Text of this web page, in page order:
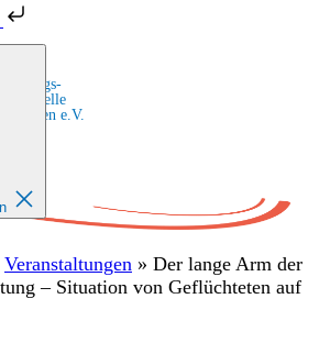
Bildungs-
e.V.
Veranstaltungen » Der lange Arm der
– Situation von Geflüchteten auf